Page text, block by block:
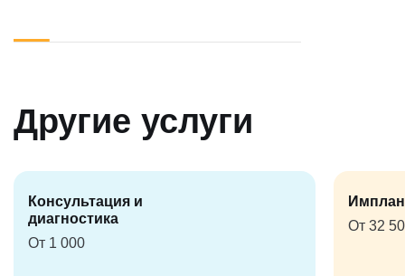
Другие услуги
Консультация и
диагностика
От 1 000
От 32